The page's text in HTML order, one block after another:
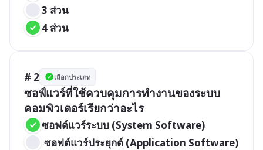
3 ส่วน
4 ส่วน
# 2 เลือกประเภท
ซอฟ์แวร์ที่ใช้ควบคุมการทำงานของระบบ
คอมพิวเตอร์เรียกว่าอะไร
ซอฟต์แวร์ระบบ (System Software)
ซอฟต์แวร์ประยุกต์ (Application Software)